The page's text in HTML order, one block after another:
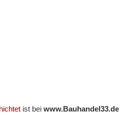
ist bei www.Bauhandel33.de